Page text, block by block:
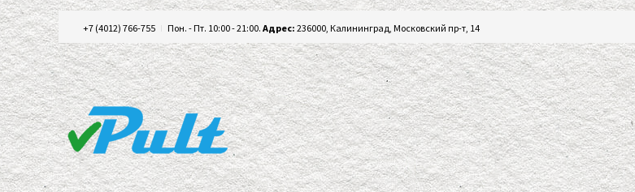
+7 (4012) 766-755 Пон. - Пт. 10:00 - 21:00. Адрес: 236000, Калининград, Московский пр-т, 14